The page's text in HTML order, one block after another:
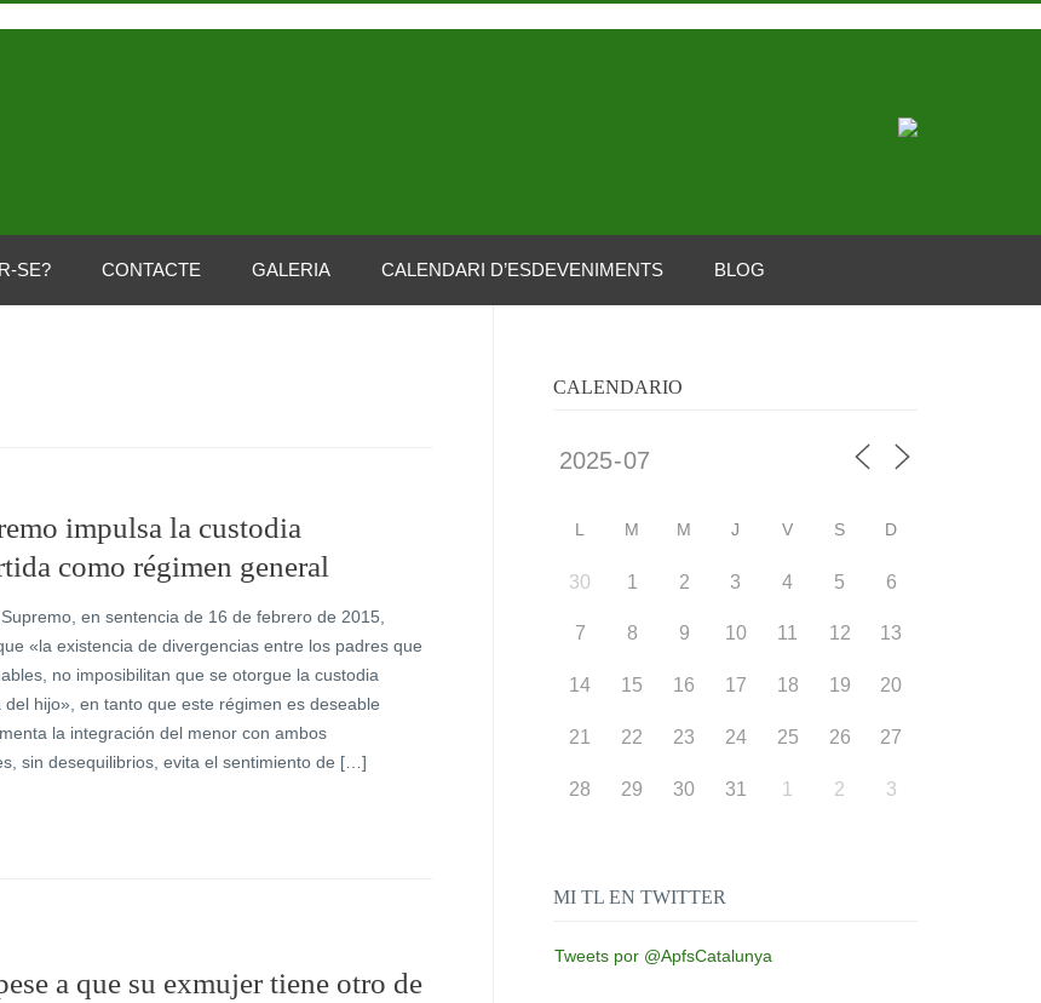
SE? CONTACTE GALERIA CALENDARI D’ESDEVENIMENTS BLOG
impulsa la custodia
como régimen general
en sentencia de 16 de febrero de 2015,
«la existencia de divergencias entre los padres que
no imposibilitan que se otorgue la custodia
del hijo», en tanto que este régimen es deseable
la integración del menor con ambos
sin desequilibrios, evita el sentimiento de […]
a que su exmujer tiene otro de
CALENDARIO
L M M J V S D
30 1 2 3 4 5 6
7 8 9 10 11 12 13
14 15 16 17 18 19 20
21 22 23 24 25 26 27
28 29 30 31 1 2 3
MI TL EN TWITTER
Tweets por @ApfsCatalunya